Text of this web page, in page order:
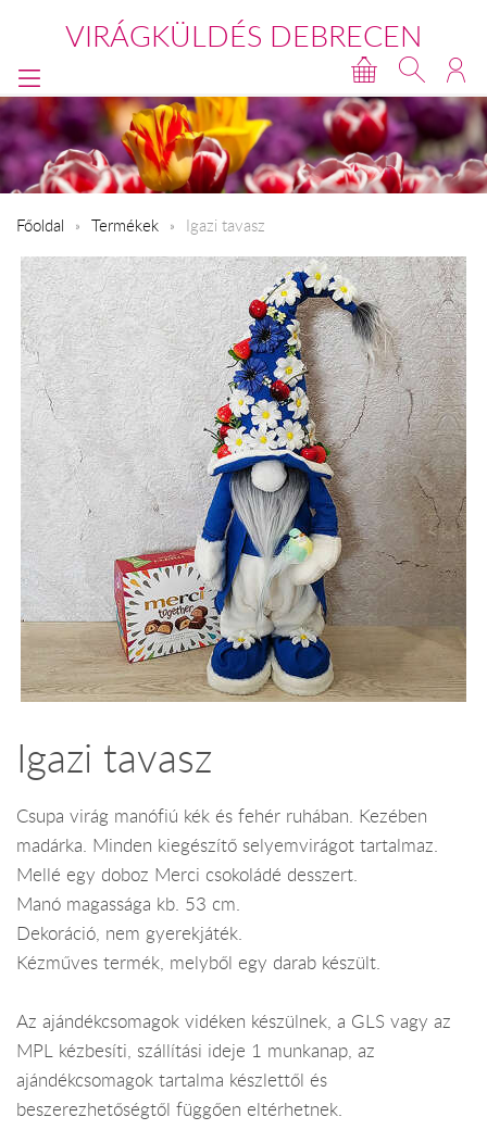
VIRÁGKÜLDÉS DEBRECEN
Főoldal Termékek Igazi tavasz
Igazi tavasz
Csupa virág manófiú kék és fehér ruhában. Kezében
madárka. Minden kiegészítő selyemvirágot tartalmaz.
Mellé egy doboz Merci csokoládé desszert.
Manó magassága kb. 53 cm.
Dekoráció, nem gyerekjáték.
Kézműves termék, melyből egy darab készült.
Az ajándékcsomagok vidéken készülnek, a GLS vagy az
MPL kézbesíti, szállítási ideje 1 munkanap, az
ajándékcsomagok tartalma készlettől és
beszerezhetőségtől függően eltérhetnek.